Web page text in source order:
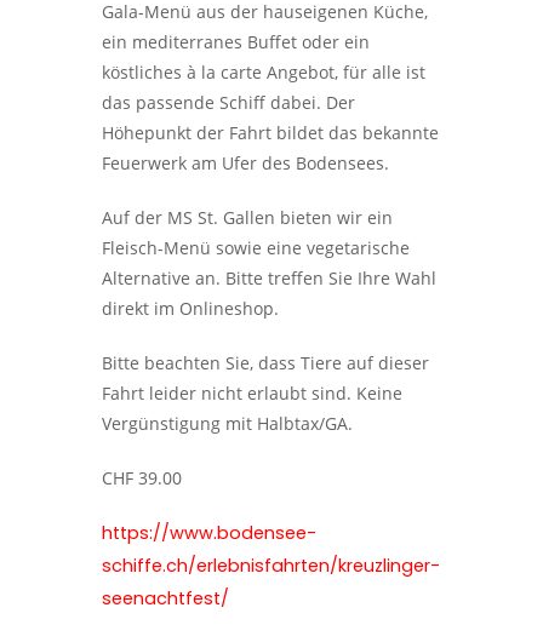
Gala-Menü aus der hauseigenen Küche,
ein mediterranes Buffet oder ein
köstliches à la carte Angebot, für alle ist
das passende Schiff dabei. Der
Höhepunkt der Fahrt bildet das bekannte
Feuerwerk am Ufer des Bodensees.
Auf der MS St. Gallen bieten wir ein
Fleisch-Menü sowie eine vegetarische
Alternative an. Bitte treffen Sie Ihre Wahl
direkt im Onlineshop.
Bitte beachten Sie, dass Tiere auf dieser
Fahrt leider nicht erlaubt sind. Keine
Vergünstigung mit Halbtax/GA.
CHF 39.00
https://www.bodensee-
schiffe.ch/erlebnisfahrten/kreuzlinger-
seenachtfest/